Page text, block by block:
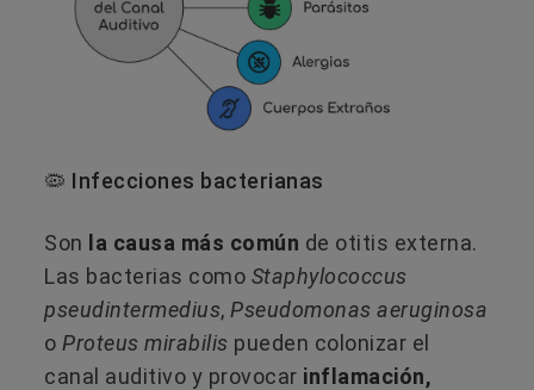
🦠 Infecciones bacterianas
Son la causa más común de otitis externa.
Las bacterias como Staphylococcus
pseudintermedius, Pseudomonas aeruginosa
o Proteus mirabilis pueden colonizar el
canal auditivo y provocar inflamación,